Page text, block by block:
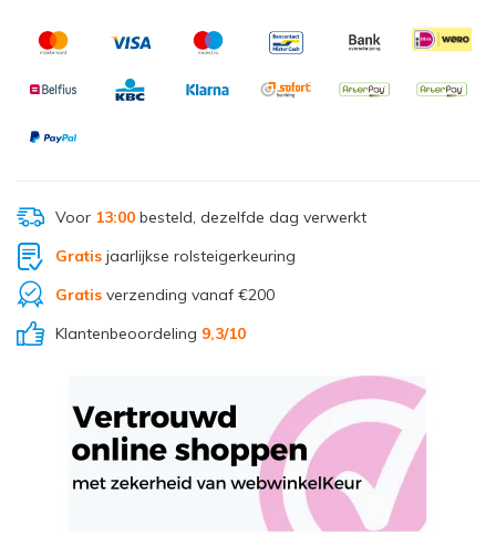
Voor 13:00besteld, dezelfde dag verwerkt
Gratisjaarlijkse rolsteigerkeuring
Gratisverzending vanaf €200
Klantenbeoordeling 9,3/10